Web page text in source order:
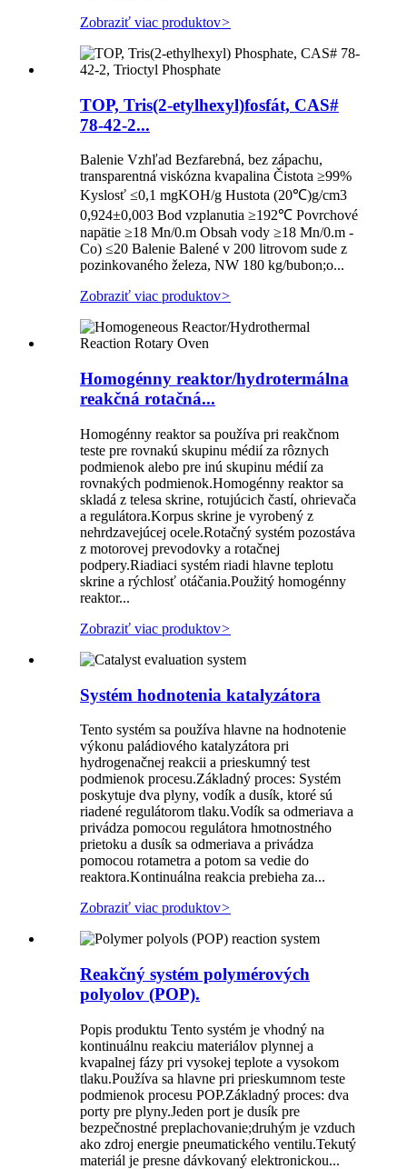
Zobraziť viac produktov>
TOP, Tris(2-etylhexyl)fosfát, CAS#
78-42-2...
Balenie Vzhľad Bezfarebná, bez zápachu,
transparentná viskózna kvapalina Čistota ≥99%
Kyslosť ≤0,1 mgKOH/g Hustota (20℃)g/cm3
0,924±0,003 Bod vzplanutia ≥192℃ Povrchové
napätie ≥18 Mn/0.m Obsah vody ≥18 Mn/0.m -
Co) ≤20 Balenie Balené v 200 litrovom sude z
pozinkovaného železa, NW 180 kg/bubon;o...
Zobraziť viac produktov>
Homogénny reaktor/hydrotermálna
reakčná rotačná...
Homogénny reaktor sa používa pri reakčnom
teste pre rovnakú skupinu médií za rôznych
podmienok alebo pre inú skupinu médií za
rovnakých podmienok.Homogénny reaktor sa
skladá z telesa skrine, rotujúcich častí, ohrievača
a regulátora.Korpus skrine je vyrobený z
nehrdzavejúcej ocele.Rotačný systém pozostáva
z motorovej prevodovky a rotačnej
podpery.Riadiaci systém riadi hlavne teplotu
skrine a rýchlosť otáčania.Použitý homogénny
reaktor...
Zobraziť viac produktov>
Systém hodnotenia katalyzátora
Tento systém sa používa hlavne na hodnotenie
výkonu paládiového katalyzátora pri
hydrogenačnej reakcii a prieskumný test
podmienok procesu.Základný proces: Systém
poskytuje dva plyny, vodík a dusík, ktoré sú
riadené regulátorom tlaku.Vodík sa odmeriava a
privádza pomocou regulátora hmotnostného
prietoku a dusík sa odmeriava a privádza
pomocou rotametra a potom sa vedie do
reaktora.Kontinuálna reakcia prebieha za...
Zobraziť viac produktov>
Reakčný systém polymérových
polyolov (POP).
Popis produktu Tento systém je vhodný na
kontinuálnu reakciu materiálov plynnej a
kvapalnej fázy pri vysokej teplote a vysokom
tlaku.Používa sa hlavne pri prieskumnom teste
podmienok procesu POP.Základný proces: dva
porty pre plyny.Jeden port je dusík pre
bezpečnostné preplachovanie;druhým je vzduch
ako zdroj energie pneumatického ventilu.Tekutý
materiál je presne dávkovaný elektronickou...